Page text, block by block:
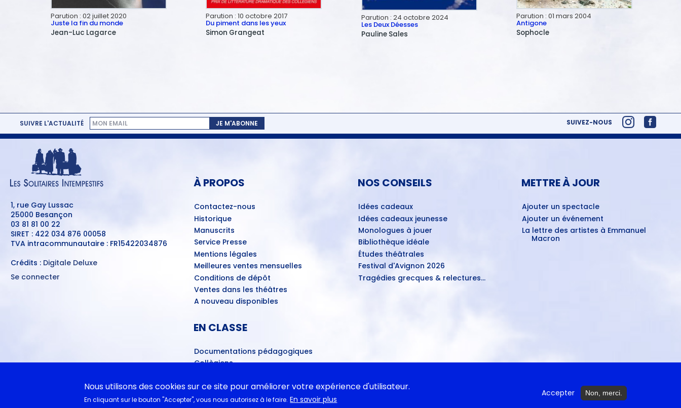
Parution : 02 juillet 2020
Juste la fin du monde
Jean-Luc Lagarce
Parution :10 octobre 2017
Du piment dans les yeux
Simon Grangeat
Parution : 24 octobre 2024
Les Deux Déesses
Pauline Sales
Parution :01 mars 2004
Antigone
Sophocle
SUIVRE L'ACTUALITÉ JE M'ABONNE SUIVEZ-NOUS
1, rue Gay Lussac
25000 Besançon
03 81 81 00 22
SIRET : 422 034 876 00058
TVA intracommunautaire : FR15422034876
Crédits : Digitale Deluxe
MENU
Se connecter
À PROPOS
Contactez-nous
Historique
Manuscrits
Service Presse
Mentions légales
Meilleures ventes mensuelles
Conditions de dépôt
Ventes dans les théâtres
A nouveau disponibles
NOS CONSEILS
Idées cadeaux
Idées cadeaux jeunesse
Monologues à jouer
Bibliothèque idéale
Études théâtrales
Festival d'Avignon 2026
Tragédies grecques & relectures...
METTRE À JOUR
Ajouter un spectacle
Ajouter un événement
La lettre des artistes à Emmanuel
Macron
EN CLASSE
Documentations pédagogiques
Collègiens
littéraires
Nous utilisons des cookies sur ce site pour améliorer votre expérience d'utilisateur.
En cliquant sur le bouton "Accepter", vous nous autorisez à le faire. En savoir plus
Accepter Non, merci.